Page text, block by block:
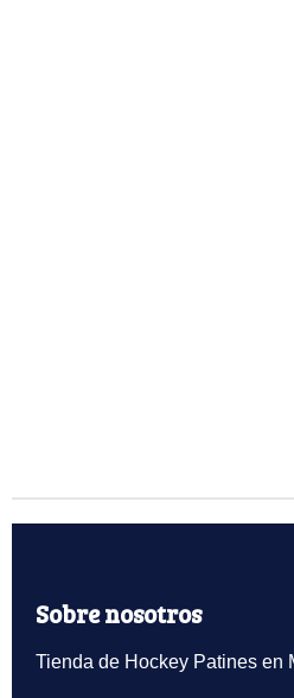
Sobre nosotros
Tienda de Hockey Patines en